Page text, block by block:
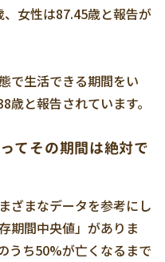
女性は87.45歳と報告が
で生活できる期間をい
と報告されています。
てその期間は絶対で
ざまなデータを参考にし
期間中央値」がありま
うち50%が亡くなるまで